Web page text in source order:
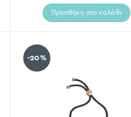
Προσθήκη στο καλάθι
-20%